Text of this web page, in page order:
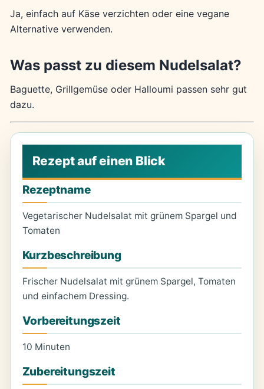
Ja, einfach auf Käse verzichten oder eine vegane
Alternative verwenden.
Was passt zu diesem Nudelsalat?
Baguette, Grillgemüse oder Halloumi passen sehr gut
dazu.
Rezeptname
Vegetarischer Nudelsalat mit grünem Spargel und
Tomaten
Kurzbeschreibung
Frischer Nudelsalat mit grünem Spargel, Tomaten
und einfachem Dressing.
Vorbereitungszeit
10 Minuten
Zubereitungszeit